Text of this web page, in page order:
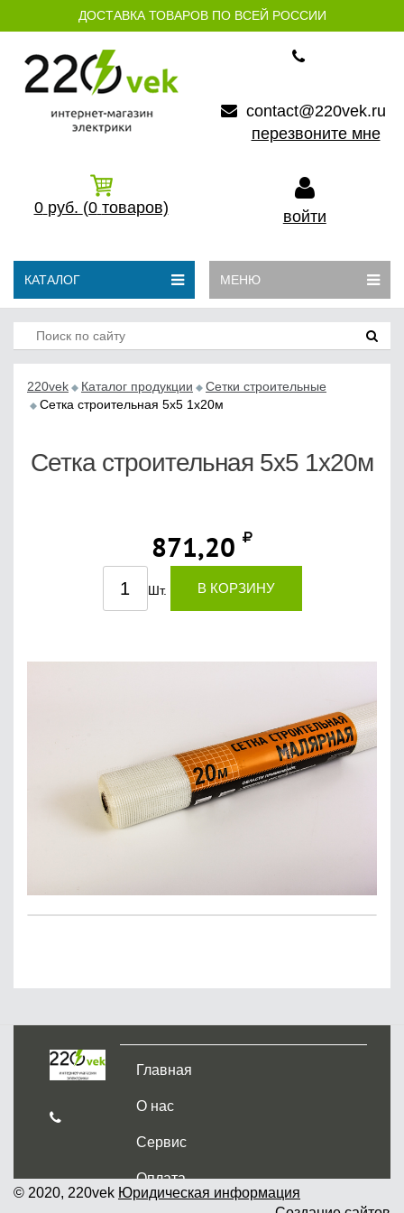
ДОСТАВКА ТОВАРОВ ПО ВСЕЙ РОССИИ
contact@220vek.ru
перезвоните мне
0 руб. (0 товаров) войти
КАТАЛОГ МЕНЮ
220vek Каталог продукции
Сетки строительные
Сетка строительная 5х5 1х20м
Сетка строительная 5х5 1х20м
871,20
Шт. В КОРЗИНУ
Главная
О нас
Сервис
Оплата
© 2020, 220vek Юридическая информация